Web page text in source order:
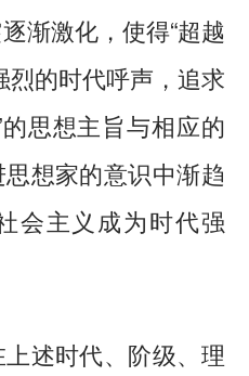
渐激化，使得“超越
烈的时代呼声，追求
思想主旨与相应的
想家的意识中渐趋
会主义成为时代强
述时代、阶级、理